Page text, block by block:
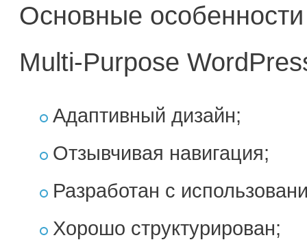
Основные
Multi-Purpose
Адаптивный дизайн;
Отзывчивая навигация;
Разработан с
Хорошо структурирован;